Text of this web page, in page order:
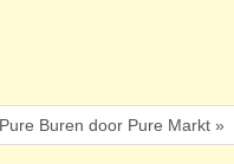
Pure Buren door Pure Markt »